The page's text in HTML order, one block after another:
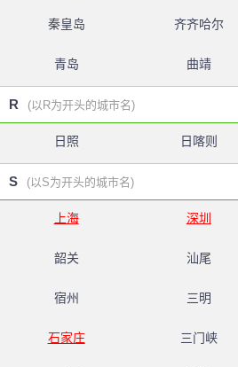
秦皇岛 齐齐哈尔
青岛 曲靖
R (以R为开头的城市名)
日照 日喀则
S (以S为开头的城市名)
上海 深圳
韶关 汕尾
宿州 三明
石家庄 三门峡